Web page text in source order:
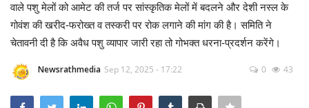
Apply for News Rath Media ID Card
देश
ज्योतिष
वाले पशु मेलों को आमेट की तर्ज पर सांस्कृतिक मेलों में बदलने और देशी नस्ल के
गोवंश की खरीद-फरोख्त व तस्करी पर रोक लगाने की मांग की है। समिति ने
चेतावनी दी है कि अवैध पशु व्यापार जारी रहा तो गोभक्त धरना-प्रदर्शन करेंगे।
Newsrathmedia Sep 12, 2025 - 17:22 0 43